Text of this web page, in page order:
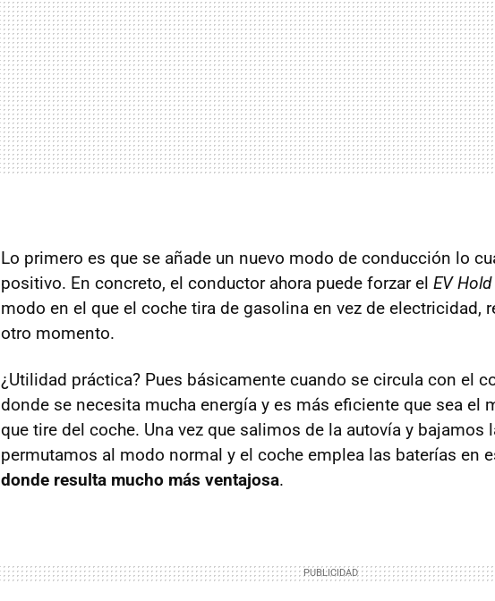
Lo primero es que se añade un nuevo modo de conducción lo
positivo. En concreto, el conductor ahora puede forzar el EV
modo en el que el coche tira de gasolina en vez de electricidad,
otro momento.
¿Utilidad práctica? Pues básicamente cuando se circula con el
donde se necesita mucha energía y es más eficiente que sea el
que tire del coche. Una vez que salimos de la autovía y bajamos
permutamos al modo normal y el coche emplea las baterías en
donde resulta mucho más ventajosa.